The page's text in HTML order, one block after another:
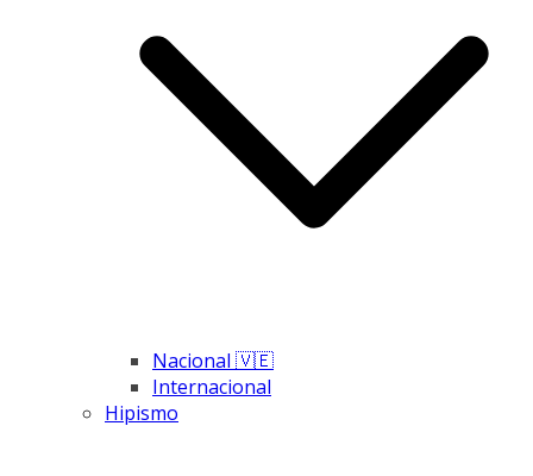
Nacional 🇻🇪
Internacional
Hipismo